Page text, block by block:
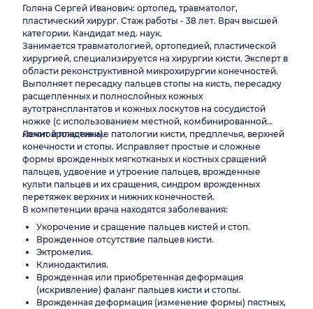
Голяна Сергей Иванович: ортопед, травматолог,
пластический хирург. Стаж работы - 38 лет. Врач высшей
категории. Кандидат мед. наук.
Занимается травматологией, ортопедией, пластической
хирургией, специализируется на хирургии кисти. Эксперт в
области реконструктивной микрохирургии конечностей.
Выполняет пересадку пальцев стопы на кисть, пересадку
расщепленных и полнослойных кожных
аутотрансплантатов и кожных лоскутов на сосудистой
ножке (с использованием местной, комбинированной
кожной пластики).
Лечит врожденные патологии кисти, предплечья, верхней
конечности и стопы. Исправляет простые и сложные
формы врожденных мягкотканых и костных сращений
пальцев, удвоение и утроение пальцев, врожденные
культи пальцев и их сращения, синдром врожденных
перетяжек верхних и нижних конечностей.
В компетенции врача находятся заболевания:
Укорочение и сращение пальцев кистей и стоп.
Врожденное отсутствие пальцев кисти.
Эктромелия.
Клинодактилия.
Врожденная или приобретенная деформация
(искривление) фаланг пальцев кисти и стопы.
Врожденная деформация (изменение формы) пястных,